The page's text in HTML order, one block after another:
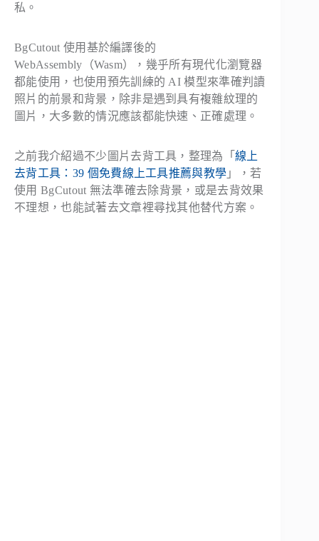
私。
BgCutout 使用基於編譯後的
WebAssembly（Wasm），幾乎所有現代化瀏覽器
都能使用，也使用預先訓練的 AI 模型來準確判讀
照片的前景和背景，除非是遇到具有複雜紋理的
圖片，大多數的情況應該都能快速、正確處理。
之前我介紹過不少圖片去背工具，整理為「線上
去背工具：39 個免費線上工具推薦與教學 」，若
使用 BgCutout 無法準確去除背景，或是去背效果
不理想，也能試著去文章裡尋找其他替代方案。